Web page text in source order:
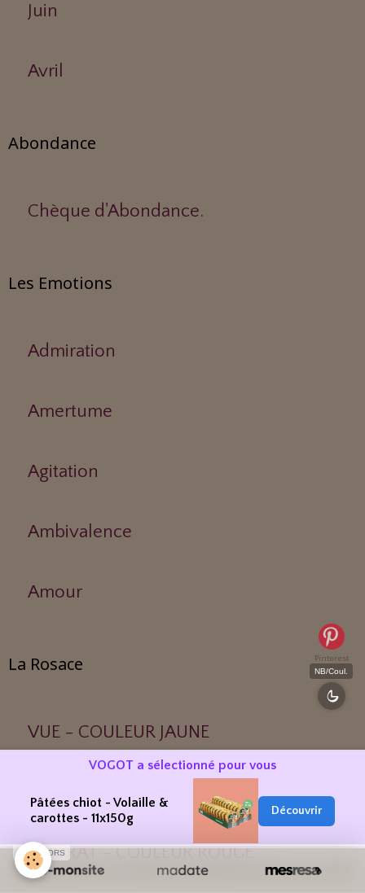
Juin
Avril
Abondance
Chèque d'Abondance.
Les Emotions
Admiration
Amertume
Agitation
Ambivalence
Amour
La Rosace
VUE - COULEUR JAUNE
OUIE - COULEUR BLEUE
ODORAT - COULEUR ROUGE
Pinterest
NB/Coul.
VOGOT a sélectionné pour vous
Pâtées chiot - Volaille &
carottes - 11x150g
Découvrir
SPONSORS